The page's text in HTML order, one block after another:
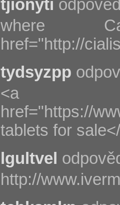
tjionyti
where
href="http://
tydsyzpp
<a
href="https://
tablets for
lgultvel
http://